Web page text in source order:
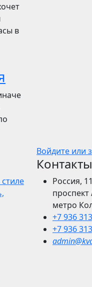
в
Войдите или
Контакты
Россия,
метро
+7 936
+7 936